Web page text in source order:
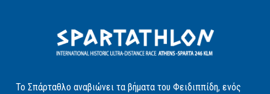
Το Σπάρταθλο αναβιώνει τα βήματα του Φειδιππίδη, ενός